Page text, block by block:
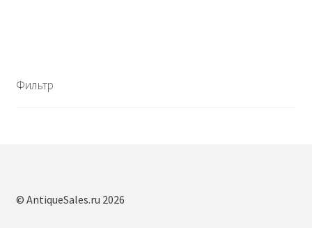
Фильтр
© AntiqueSales.ru 2026